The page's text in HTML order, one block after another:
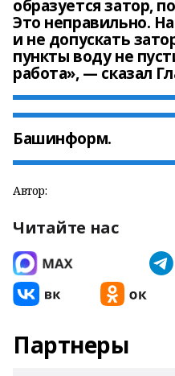
образуется затор,
Это неправильно.
и не допускать
пункты воду не
работа», — сказал
Башинформ.
Автор:
Читайте нас
Партнеры